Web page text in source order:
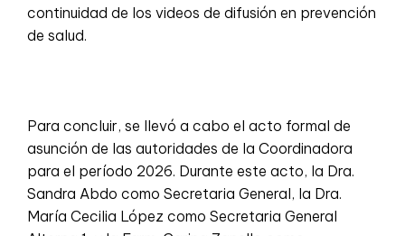
continuidad de los videos de difusión en prevención
de salud.
Para concluir, se llevó a cabo el acto formal de
asunción de las autoridades de la Coordinadora
para el período 2026. Durante este acto, la Dra.
Sandra Abdo como Secretaria General, la Dra.
María Cecilia López como Secretaria General